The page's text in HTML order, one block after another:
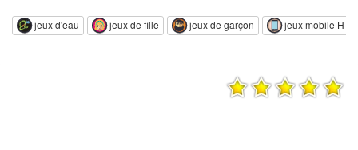
jeux d'eau jeux de fille jeux de garçon jeux mobile